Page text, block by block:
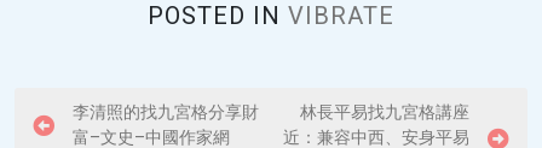
POSTED IN VIBRATE
P
李清照的找九宮格分享財
富–文史–中國作家網
林長平易找九宮格講座
近：兼容中西、安身平易